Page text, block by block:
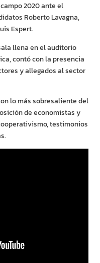
2020 ante el
Roberto Lavagna,
Espert.
llena en el auditorio
contó con la presencia
y allegados al sector
lo más sobresaliente del
de economistas y
testimonios